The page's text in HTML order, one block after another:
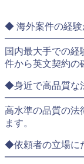
◆ 海外案件の経験
国内最大手での経
件から英文契約の
◆身近で高品質な
高水準の品質の法
ます。
◆依頼者の立場に